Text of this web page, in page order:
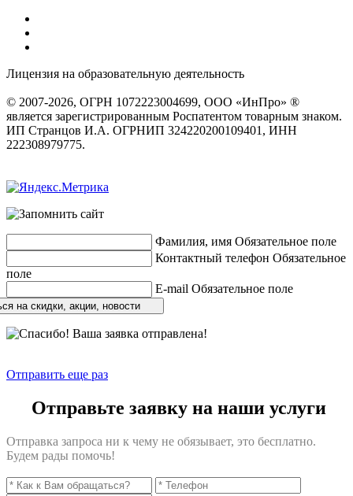
Лицензия на образовательную деятельность
© 2007-2026, ОГРН 1072223004699, ООО «ИнПро» ®
является зарегистрированным Роспатентом товарным знаком.
ИП Странцов И.А. ОГРНИП 324220200109401, ИНН
222308979775.
Фамилия, имя Обязательное поле
Контактный телефон Обязательное
поле
E-mail Обязательное поле
на скидки, акции, новости
Отправить еще раз
Отправьте заявку на наши услуги
Отправка запроса ни к чему не обязывает, это бесплатно.
Будем рады помочь!